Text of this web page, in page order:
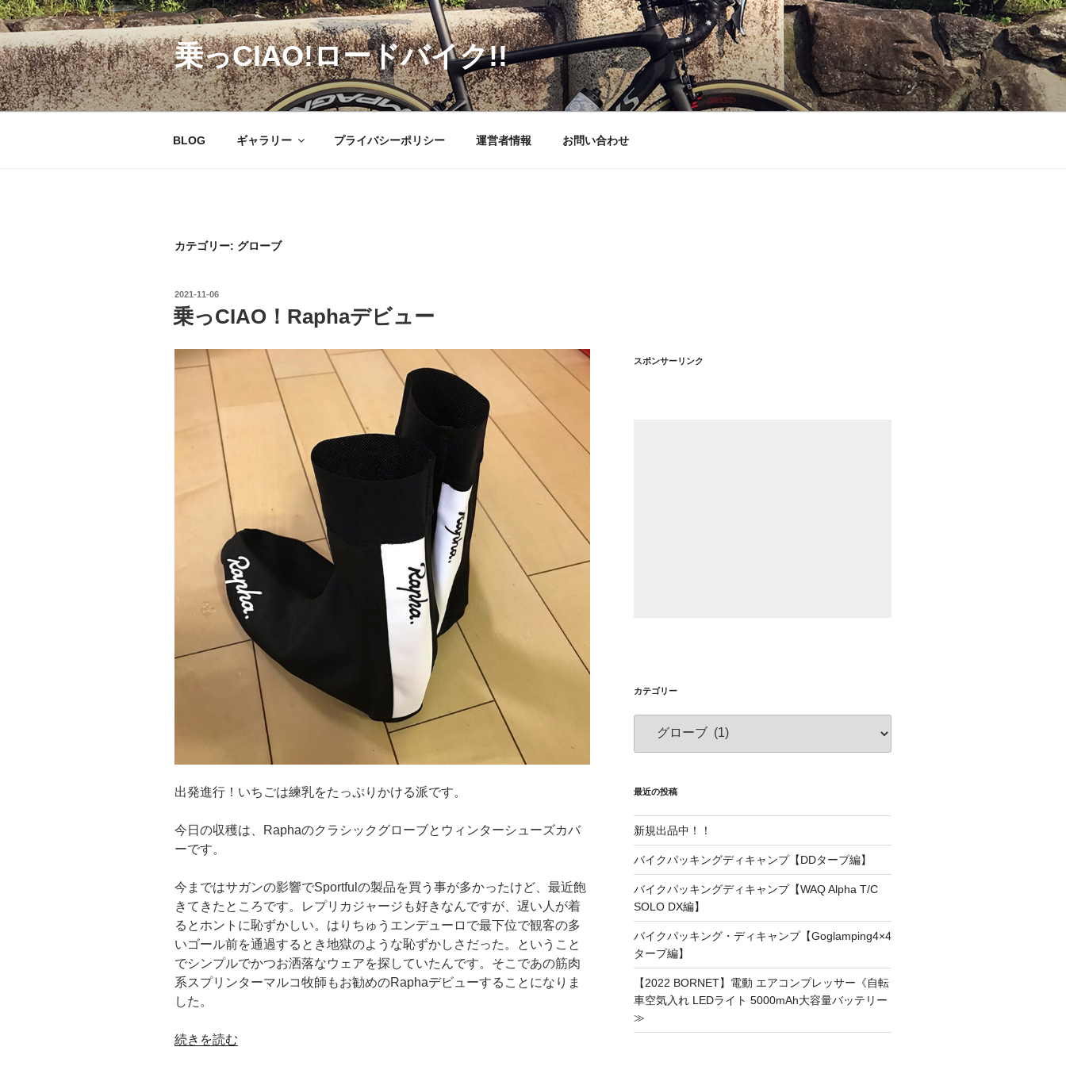
コ
ン
テ
ン
ツ
へ
乗っCIAO!ロードバイク!!
BLOG ギャラリー プライバシーポリシー 運営者情報 お問い合わせ
カテゴリー: グローブ
投
稿
日:
2021-11-06
乗っCIAO！Raphaデビュー
出発進行！いちごは練乳をたっぷりかける派です。
今日の収穫は、Raphaのクラシックグローブとウィンターシューズカバ
ーです。
今まではサガンの影響でSportfulの製品を買う事が多かったけど、最近飽
きてきたところです。レプリカジャージも好きなんですが、遅い人が着
るとホントに恥ずかしい。はりちゅうエンデューロで最下位で観客の多
いゴール前を通過するとき地獄のような恥ずかしさだった。ということ
でシンプルでかつお洒落なウェアを探していたんです。そこであの筋肉
系スプリンターマルコ牧師もお勧めのRaphaデビューすることになりま
した。
“乗
続きを読む
スポンサーリンク
カテゴリー
ー
最近の投稿
新規出品中！！
バイクパッキングディキャンプ【DDタープ編】
バイクパッキングディキャンプ【WAQ Alpha T/C
SOLO DX編】
バイクパッキング・ディキャンプ【Goglamping4×4
タープ編】
【2022 BORNET】電動 エアコンプレッサー《自転
車空気入れ LEDライト 5000mAh大容量バッテリー
≫